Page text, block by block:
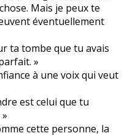
Mais je peux te
éventuellement
ta tombe que tu avais
»
à une voix qui veut
est celui que tu
cette personne, la